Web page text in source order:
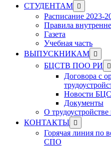
СТУДЕНТАМ Show
sub
menu
Расписание 2023-
Правила
Газета
Учебная часть
ВЫПУСКНИКАМ Show
sub
menu
БЦСТВ ПОО РИ
Договора с
Новости
Документы
О
КОНТАКТЫ Show
sub
menu
Горячая линия по
СПО